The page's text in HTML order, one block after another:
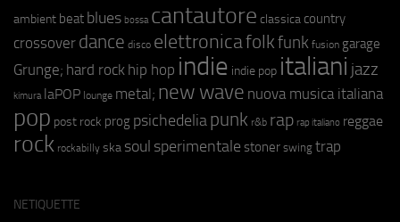
ambient beat blues bossa cantautore classica country
crossover dance disco elettronicafolkfunk fusion garage
Grunge; hard rock hip hop indie indie pop italiani jazz
kimura laPOP lounge metal; new wave nuova musica italiana
pop post rock prog psichedeliapunk r&b rap rap italiano reggae
rock rockabilly ska soul sperimentale stoner swing trap
NETIQUETTE